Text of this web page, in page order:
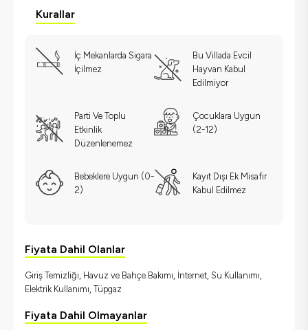
Kurallar
İç Mekanlarda Sigara
İçilmez
Bu Villada Evcil
Hayvan Kabul
Edilmiyor
Parti Ve Toplu
Etkinlik
Düzenlenemez
Çocuklara Uygun
(2-12)
Bebeklere Uygun (0-
2)
Kayıt Dışı Ek Misafir
Kabul Edilmez
Fiyata Dahil Olanlar
Giriş Temizliği, Havuz ve Bahçe Bakımı, İnternet, Su Kullanımı,
Elektrik Kullanımı, Tüpgaz
Fiyata Dahil Olmayanlar